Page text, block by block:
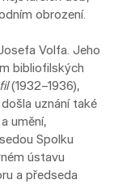
obrození.
Volfa. Jeho
bibliofilských
(1932–1936),
uznání také
umění,
Spolku
ústavu
a předseda